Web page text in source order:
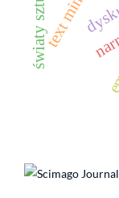
światy sztuki